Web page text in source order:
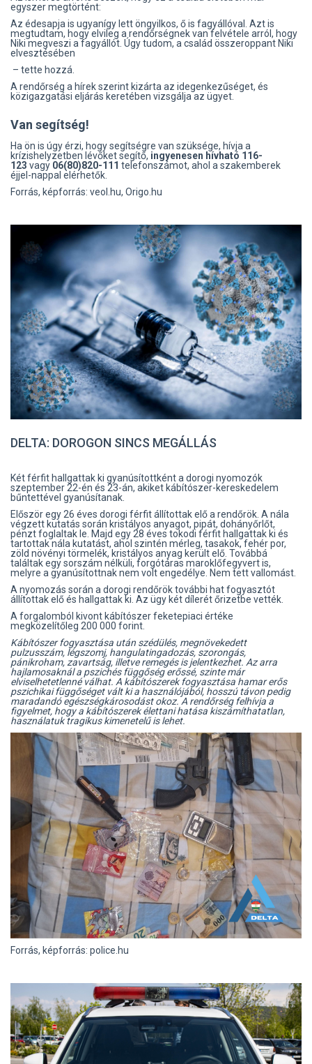
egyszer megtörtént:
Az édesapja is ugyanígy lett öngyilkos, ő is fagyállóval. Azt is
megtudtam, hogy elvileg a rendőrségnek van felvétele arról, hogy
Niki megveszi a fagyállót. Úgy tudom, a család összeroppant Niki
elvesztésében
– tette hozzá.
A rendőrség a hírek szerint kizárta az idegenkezűséget, és
közigazgatási eljárás keretében vizsgálja az ügyet.
Van segítség!
Ha ön is úgy érzi, hogy segítségre van szüksége, hívja a
krízishelyzetben lévőket segítő, ingyenesen hívható 116-
123 vagy 06(80)820-111 telefonszámot, ahol a szakemberek
éjjel-nappal elérhetők.
Forrás, képforrás: veol.hu, Origo.hu
DELTA: DOROGON SINCS MEGÁLLÁS
Két férfit hallgattak ki gyanúsítottként a dorogi nyomozók
szeptember 22-én és 23-án, akiket kábítószer-kereskedelem
bűntettével gyanúsítanak.
Először egy 26 éves dorogi férfit állítottak elő a rendőrök. A nála
végzett kutatás során kristályos anyagot, pipát, dohányőrlőt,
pénzt foglaltak le. Majd egy 28 éves tokodi férfit hallgattak ki és
tartottak nála kutatást, ahol szintén mérleg, tasakok, fehér por,
zöld növényi törmelék, kristályos anyag került elő. Továbbá
találtak egy sorszám nélküli, forgótáras maroklőfegyvert is,
melyre a gyanúsítottnak nem volt engedélye. Nem tett vallomást.
A nyomozás során a dorogi rendőrök további hat fogyasztót
állítottak elő és hallgattak ki. Az ügy két dílerét őrizetbe vették.
A forgalomból kivont kábítószer feketepiaci értéke
megközelítőleg 200 000 forint.
Kábítószer fogyasztása után szédülés, megnövekedett
pulzusszám, légszomj, hangulatingadozás, szorongás,
pánikroham, zavartság, illetve remegés is jelentkezhet. Az arra
hajlamosaknál a pszichés függőség erőssé, szinte már
elviselhetetlenné válhat. A kábítószerek fogyasztása hamar erős
pszichikai függőséget vált ki a használójából, hosszú távon pedig
maradandó egészségkárosodást okoz. A rendőrség felhívja a
figyelmet, hogy a kábítószerek élettani hatása kiszámíthatatlan,
használatuk tragikus kimenetelű is lehet.
Forrás, képforrás: police.hu